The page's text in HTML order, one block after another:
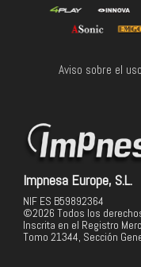
Aviso sobre el
Impnesa Europe, S.L.
NIF ES B59892364
©2026 Todos los
Inscrita en el Registro
Tomo 21344, Sección